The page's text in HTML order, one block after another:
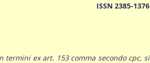
ISSN 2385-1376
termini ex art. 153 comma secondo cpc, si